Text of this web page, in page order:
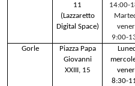
11
(Lazzaretto
Digital Space)
14:00-
9:00-
Gorle
Piazza Papa
Giovanni
XXIII, 15
8:30-